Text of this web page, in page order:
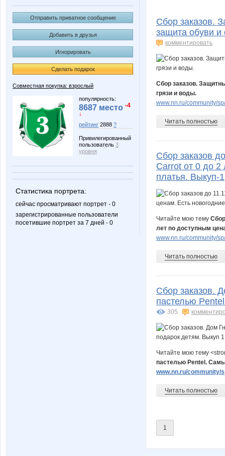
Отправить приватное сообщение
Добавить в друзья
Игнорировать
Сделать подарок
Совместная покупка: взрослый
популярность:
8687 место -4
↓
рейтинг 2888 ?
Привилегированный
пользователь 3
уровня
Статистика портрета:
сейчас просматривают портрет - 0
зарегистрированные пользователи
посетившие портрет за 7 дней - 0
Naatka
Tigrushechka
kys1977
taniti
Сбор заказов.
защита обуви
комментировать
Сбор заказов.
грязи и воды.
www.nn.ru/community/
Читать полностью
Сбор заказов
Carrot от 0 до 2
платья. Выкуп-1
Читайте мою тему
лет по доступным
www.nn.ru/community/
Читать полностью
Сбор заказов.
пастелью
305
Читайте мою тему
пастелью Pentel.
www.nn.ru/community/
Читать полностью
1